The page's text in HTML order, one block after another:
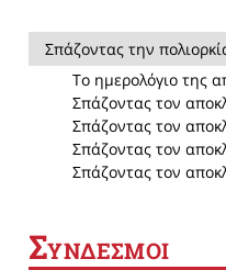
Σπάζοντας την
Το ημερολόγιο της
Σπάζοντας τον
Σπάζοντας τον
Σπάζοντας τον
Σπάζοντας τον
ΣΥΝΔΕΣΜΟΙ